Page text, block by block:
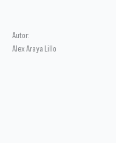
Autor:
Alex Araya Lillo